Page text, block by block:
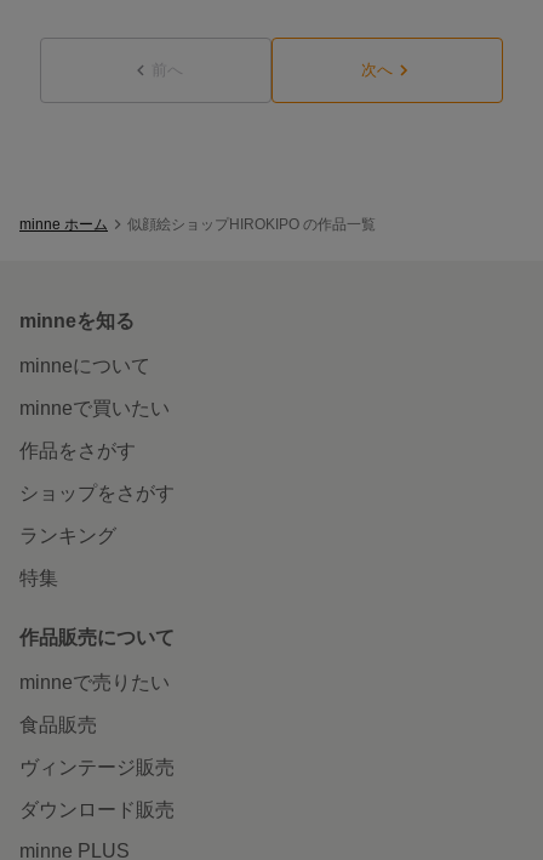
前へ 次へ
minne ホーム 似顔絵ショップHIROKIPO の作品一覧
minneを知る
minneについて
minneで買いたい
作品をさがす
ショップをさがす
ランキング
特集
作品販売について
minneで売りたい
食品販売
ヴィンテージ販売
ダウンロード販売
minne PLUS